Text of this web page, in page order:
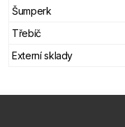
Šumperk
Třebíč
Externí sklady